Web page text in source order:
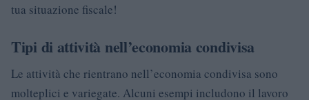
tua situazione fiscale!
Tipi di attività nell’economia condivisa
Le attività che rientrano nell’economia condivisa sono
molteplici e variegate. Alcuni esempi includono il lavoro